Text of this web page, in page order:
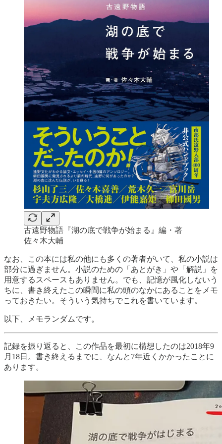
古遠野物語『湖の底で戦争が始まる』編・著
佐々木大輔
なお、この本には私の他にも多くの著者がいて、私の小説は
部分に過ぎません。小説のための「あとがき」や「解説」を
用意するスペースもありません。でも、記憶が風化しないう
ちに、書き終えたこの瞬間に私の頭のなかにあることをメモ
っておきたい。そういう気持ちでこれを書いています。
以下、メモランダムです。
記録を振り返ると、この作品を最初に構想したのは2018年9
月18日。書き終えるまでに、なんと7年近くかかったことに
あります。